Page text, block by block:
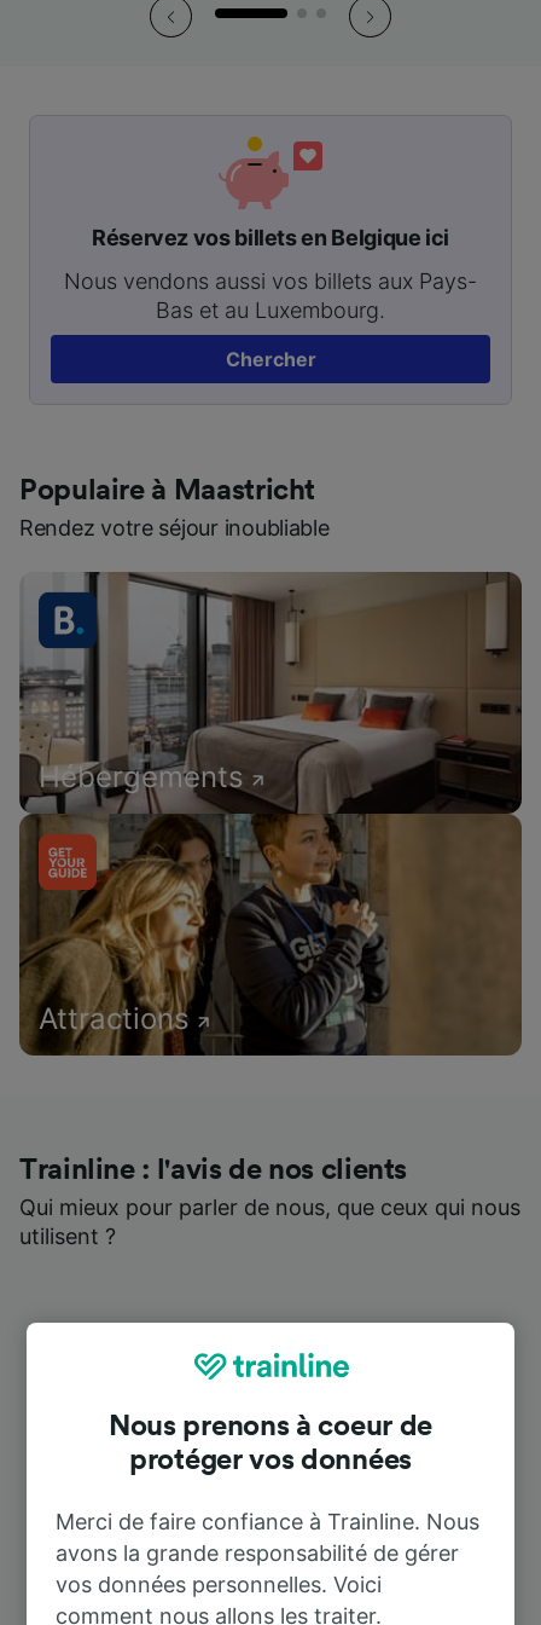
Réservez vos billets en Belgique ici
Nous vendons aussi vos billets aux Pays-
Bas et au Luxembourg.
Chercher
Populaire à Maastricht
Rendez votre séjour inoubliable
Hébergements
Attractions
Trainline : l'avis de nos clients
Qui mieux pour parler de nous, que ceux qui nous
utilisent ?
Nous prenons à coeur de
protéger vos données
Merci de faire confiance à Trainline. Nous
avons la grande responsabilité de gérer
vos données personnelles. Voici
comment nous allons les traiter.